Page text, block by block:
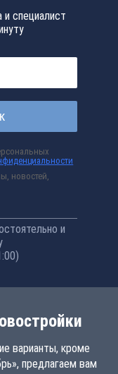
специалист
новостей,
и
варианты, кроме
предлагаем вам